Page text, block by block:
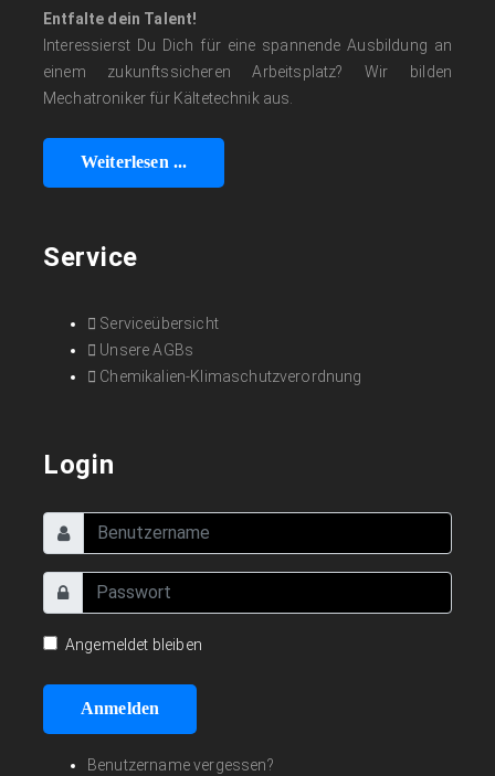
Entfalte dein Talent!
Interessierst Du Dich für eine spannende Ausbildung an
einem zukunftssicheren Arbeitsplatz? Wir bilden
Mechatroniker für Kältetechnik aus.
Weiterlesen ...
Service
Serviceübersicht
Unsere AGBs
Chemikalien-Klimaschutzverordnung
Login
Angemeldet bleiben
Anmelden
Benutzername vergessen?